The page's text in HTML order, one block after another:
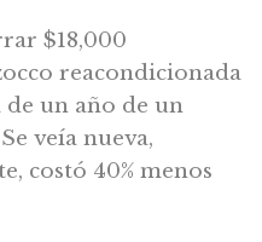
$18,000
reacondicionada
de un año de un
veía nueva,
costó 40% menos